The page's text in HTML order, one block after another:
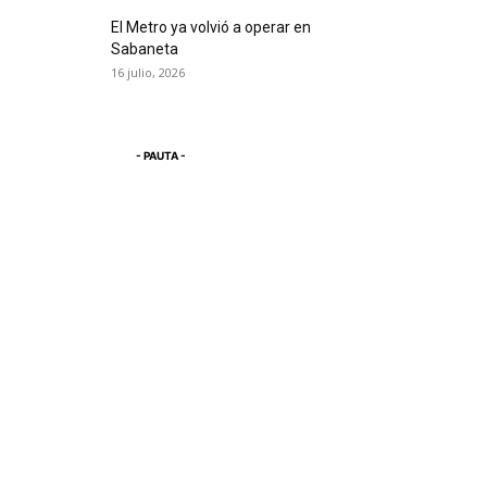
El Metro ya volvió a operar en
Sabaneta
16 julio, 2026
- PAUTA -